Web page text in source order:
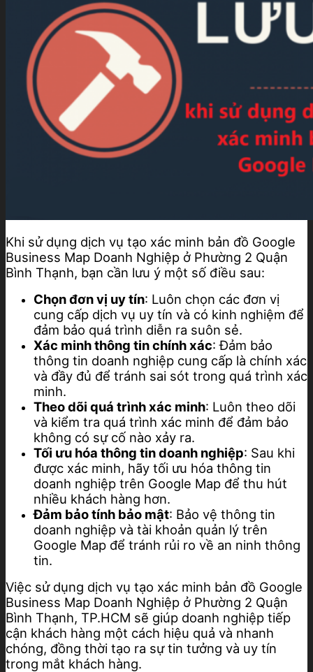
Khi sử dụng dịch vụ tạo xác minh bản đồ Google
Business Map Doanh Nghiệp ở Phường 2 Quận
Bình Thạnh, bạn cần lưu ý một số điều sau:
Chọn đơn vị uy tín: Luôn chọn các đơn vị
cung cấp dịch vụ uy tín và có kinh nghiệm để
đảm bảo quá trình diễn ra suôn sẻ.
Xác minh thông tin chính xác: Đảm bảo
thông tin doanh nghiệp cung cấp là chính xác
và đầy đủ để tránh sai sót trong quá trình xác
minh.
Theo dõi quá trình xác minh: Luôn theo dõi
và kiểm tra quá trình xác minh để đảm bảo
không có sự cố nào xảy ra.
Tối ưu hóa thông tin doanh nghiệp: Sau khi
được xác minh, hãy tối ưu hóa thông tin
doanh nghiệp trên Google Map để thu hút
nhiều khách hàng hơn.
Đảm bảo tính bảo mật: Bảo vệ thông tin
doanh nghiệp và tài khoản quản lý trên
Google Map để tránh rủi ro về an ninh thông
tin.
Việc sử dụng dịch vụ tạo xác minh bản đồ Google
Business Map Doanh Nghiệp ở Phường 2 Quận
Bình Thạnh, TP.HCM sẽ giúp doanh nghiệp tiếp
cận khách hàng một cách hiệu quả và nhanh
chóng, đồng thời tạo ra sự tin tưởng và uy tín
trong mắt khách hàng.